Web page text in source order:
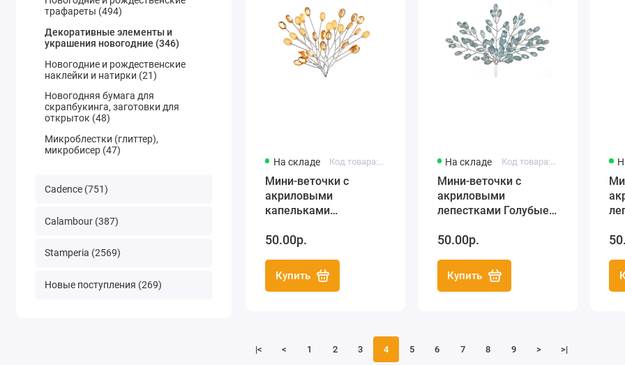
трафареты (494)
Декоративные элементы и
украшения новогодние (346)
Новогодние и рождественские
наклейки и натирки (21)
Новогодняя бумага для
скрапбукинга, заготовки для
открыток (48)
Микроблестки (глиттер),
микробисер (47)
Cadence (751)
Calambour (387)
Stamperia (2569)
Новые поступления (269)
На складе
Мини-веточки с
акриловыми
капельками
ScrapBerry's
50.00р.
Купить
На складе
Мини-веточки с
акриловыми
лепестками Голубые,
50.00р.
Купить
|< < 1 2 3 4 5 6 7 8 9 > >|